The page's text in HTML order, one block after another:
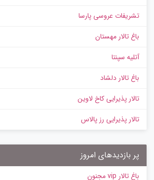
تشریفات عروسی پارسا
باغ تالار مهستان
آتلیه سپنتا
باغ تالار دلشاد
تالار پذیرایی کاخ لاوین
تالار پذیرایی رز پالاس
پر بازدیدهای امروز
باغ تالار vip مجنون